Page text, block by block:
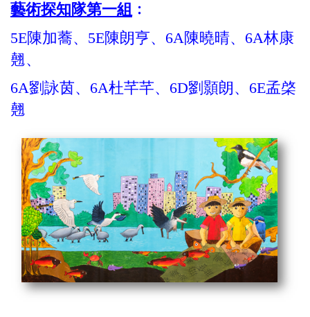
藝術探知隊第一組 ﹕
5E陳加蕎、5E陳朗亨、6A陳曉晴、6A林康
翹、
6A劉詠茵、6A杜芊芊、6D劉顥朗、6E孟棨
翹